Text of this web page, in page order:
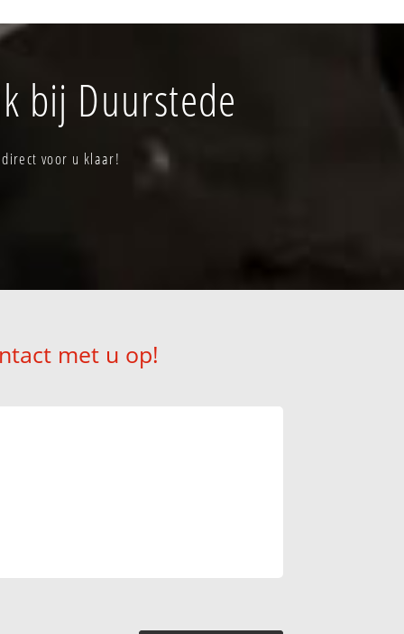
bij Duurstede
voor u klaar!
met u op!